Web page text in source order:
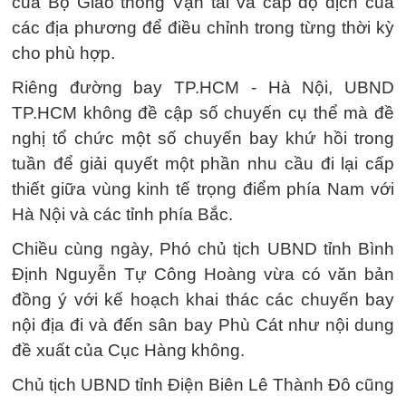
các địa phương để điều chỉnh trong từng thời kỳ
cho phù hợp.
Riêng đường bay TP.HCM - Hà Nội, UBND
TP.HCM không đề cập số chuyến cụ thể mà đề
nghị tổ chức một số chuyến bay khứ hồi trong
tuần để giải quyết một phần nhu cầu đi lại cấp
thiết giữa vùng kinh tế trọng điểm phía Nam với
Hà Nội và các tỉnh phía Bắc.
Chiều cùng ngày, Phó chủ tịch UBND tỉnh Bình
Định Nguyễn Tự Công Hoàng vừa có văn bản
đồng ý với kế hoạch khai thác các chuyến bay
nội địa đi và đến sân bay Phù Cát như nội dung
đề xuất của Cục Hàng không.
Chủ tịch UBND tỉnh Điện Biên Lê Thành Đô cũng